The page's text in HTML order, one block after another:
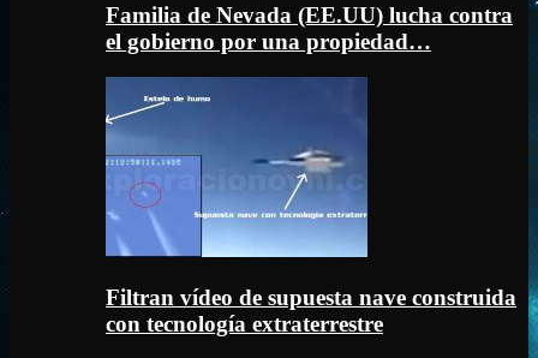
Familia de Nevada (EE.UU) lucha contra
el gobierno por una propiedad…
Filtran vídeo de supuesta nave construida
con tecnología extraterrestre